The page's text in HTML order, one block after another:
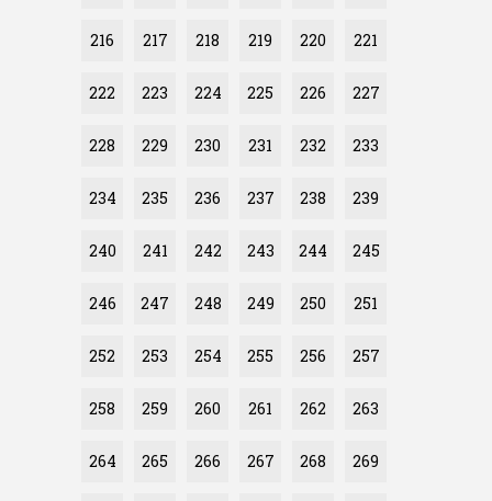
216 217 218 219 220 221
222 223 224 225 226 227
228 229 230 231 232 233
234 235 236 237 238 239
240 241 242 243 244 245
246 247 248 249 250 251
252 253 254 255 256 257
258 259 260 261 262 263
264 265 266 267 268 269